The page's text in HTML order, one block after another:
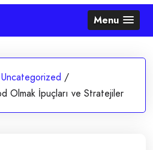
Menu
Uncategorized /
Olmak İpuçları ve Stratejiler